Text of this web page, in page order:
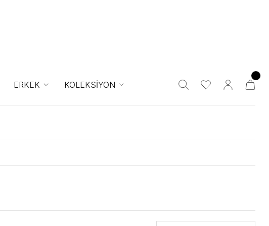
ERKEK KOLEKSİYON